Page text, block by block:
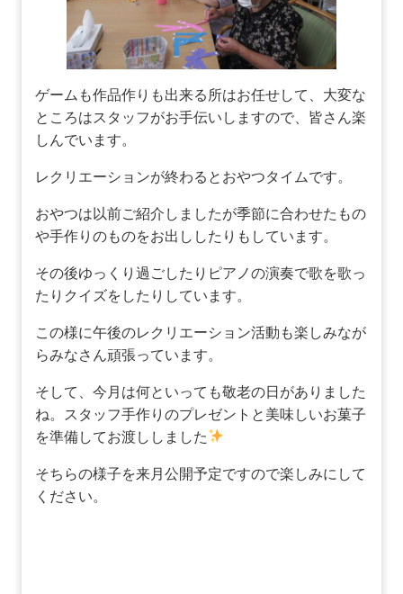
ゲームも作品作りも出来る所はお任せして、大変な
ところはスタッフがお手伝いしますので、皆さん楽
しんでいます。
レクリエーションが終わるとおやつタイムです。
おやつは以前ご紹介しましたが季節に合わせたもの
や手作りのものをお出ししたりもしています。
その後ゆっくり過ごしたりピアノの演奏で歌を歌っ
たりクイズをしたりしています。
この様に午後のレクリエーション活動も楽しみなが
らみなさん頑張っています。
そして、今月は何といっても敬老の日がありました
ね。スタッフ手作りのプレゼントと美味しいお菓子
を準備してお渡ししました
そちらの様子を来月公開予定ですので楽しみにして
ください。